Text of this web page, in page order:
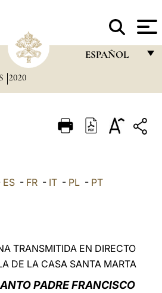
ESPAÑOL
ITALIANO
中文
LATINE
2020
ES - FR - IT - PL - PT
TRANSMITIDA EN DIRECTO
DE LA CASA SANTA MARTA
PADRE FRANCISCO